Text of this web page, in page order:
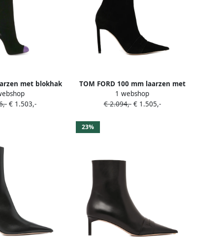
met blokhak
Zwart
€ 1.503,-
TOM FORD 100 mm laarzen met
puntige neus Zwart
1 webshop
€ 2.094,-€ 1.505,-
23%